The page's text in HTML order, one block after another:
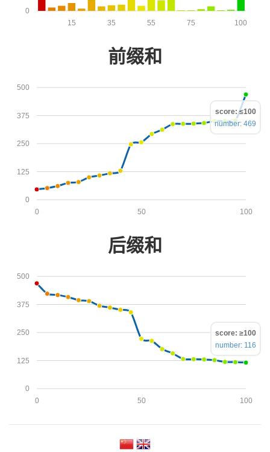
0
100
75
55
35
15
前缀和
0
125
250
375
500
100
50
0
score: ≤100
number: 469
后缀和
0
125
250
375
500
100
50
0
score: ≥100
number: 116